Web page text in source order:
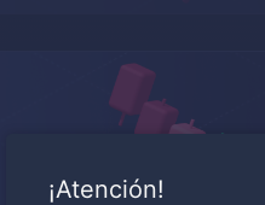
¡Atención!